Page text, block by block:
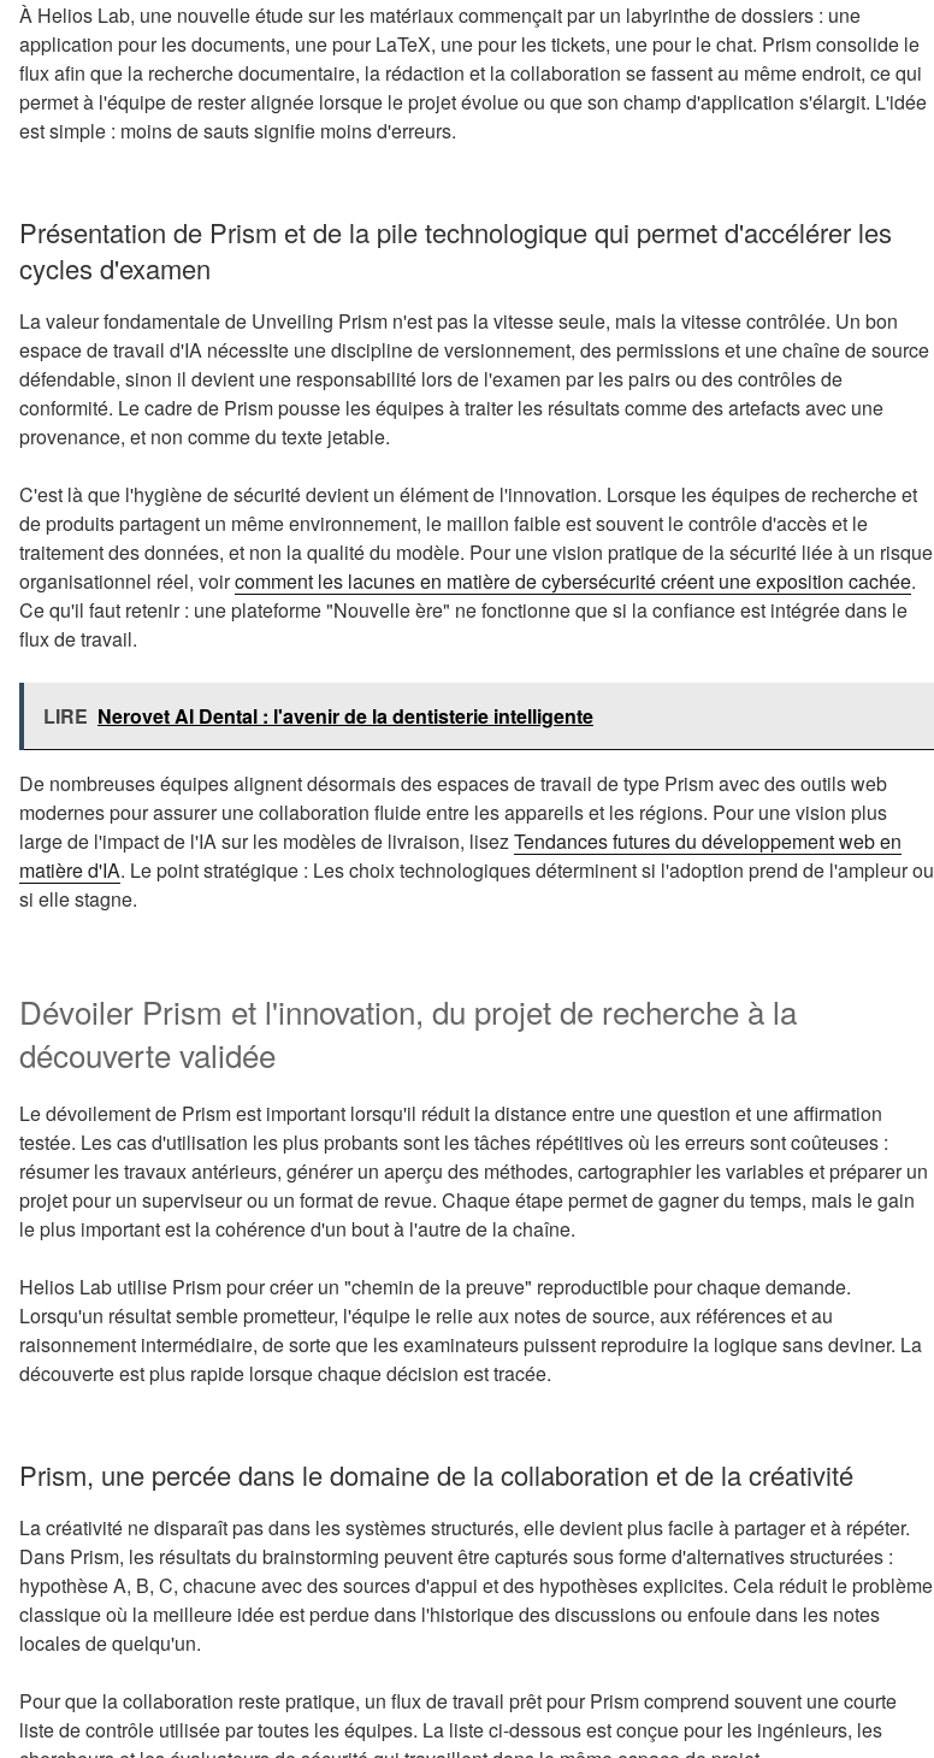
À Helios Lab, une nouvelle étude sur les matériaux commençait par un labyrinthe de dossiers : une
application pour les documents, une pour LaTeX, une pour les tickets, une pour le chat. Prism consolide le
flux afin que la recherche documentaire, la rédaction et la collaboration se fassent au même endroit, ce qui
permet à l'équipe de rester alignée lorsque le projet évolue ou que son champ d'application s'élargit. L'idée
est simple : moins de sauts signifie moins d'erreurs.
Présentation de Prism et de la pile technologique qui permet d'accélérer les
cycles d'examen
La valeur fondamentale de Unveiling Prism n'est pas la vitesse seule, mais la vitesse contrôlée. Un bon
espace de travail d'IA nécessite une discipline de versionnement, des permissions et une chaîne de source
défendable, sinon il devient une responsabilité lors de l'examen par les pairs ou des contrôles de
conformité. Le cadre de Prism pousse les équipes à traiter les résultats comme des artefacts avec une
provenance, et non comme du texte jetable.
C'est là que l'hygiène de sécurité devient un élément de l'innovation. Lorsque les équipes de recherche et
de produits partagent un même environnement, le maillon faible est souvent le contrôle d'accès et le
traitement des données, et non la qualité du modèle. Pour une vision pratique de la sécurité liée à un risque
organisationnel réel, voircomment les lacunes en matière de cybersécurité créent une exposition cachée.
Ce qu'il faut retenir : une plateforme "Nouvelle ère" ne fonctionne que si la confiance est intégrée dans le
flux de travail.
LIRE Nerovet AI Dental : l'avenir de la dentisterie intelligente
De nombreuses équipes alignent désormais des espaces de travail de type Prism avec des outils web
modernes pour assurer une collaboration fluide entre les appareils et les régions. Pour une vision plus
large de l'impact de l'IA sur les modèles de livraison, lisez Tendances futures du développement web en
matière d'IA. Le point stratégique : Les choix technologiques déterminent si l'adoption prend de l'ampleur ou
si elle stagne.
Dévoiler Prism et l'innovation, du projet de recherche à la
découverte validée
Le dévoilement de Prism est important lorsqu'il réduit la distance entre une question et une affirmation
testée. Les cas d'utilisation les plus probants sont les tâches répétitives où les erreurs sont coûteuses :
résumer les travaux antérieurs, générer un aperçu des méthodes, cartographier les variables et préparer un
projet pour un superviseur ou un format de revue. Chaque étape permet de gagner du temps, mais le gain
le plus important est la cohérence d'un bout à l'autre de la chaîne.
Helios Lab utilise Prism pour créer un "chemin de la preuve" reproductible pour chaque demande.
Lorsqu'un résultat semble prometteur, l'équipe le relie aux notes de source, aux références et au
raisonnement intermédiaire, de sorte que les examinateurs puissent reproduire la logique sans deviner. La
découverte est plus rapide lorsque chaque décision est tracée.
Prism, une percée dans le domaine de la collaboration et de la créativité
La créativité ne disparaît pas dans les systèmes structurés, elle devient plus facile à partager et à répéter.
Dans Prism, les résultats du brainstorming peuvent être capturés sous forme d'alternatives structurées :
hypothèse A, B, C, chacune avec des sources d'appui et des hypothèses explicites. Cela réduit le problème
classique où la meilleure idée est perdue dans l'historique des discussions ou enfouie dans les notes
locales de quelqu'un.
Pour que la collaboration reste pratique, un flux de travail prêt pour Prism comprend souvent une courte
liste de contrôle utilisée par toutes les équipes. La liste ci-dessous est conçue pour les ingénieurs, les